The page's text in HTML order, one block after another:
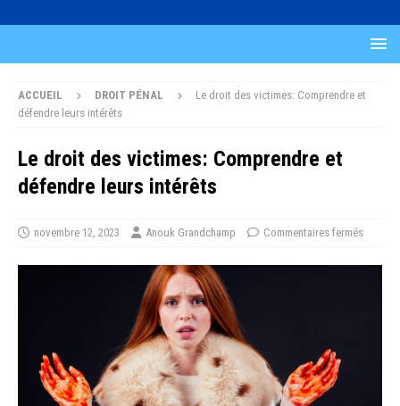
ACCUEIL DROIT PÉNAL
Le droit des victimes: Comprendre et
défendre leurs intérêts
Le droit des victimes: Comprendre et
défendre leurs intérêts
novembre 12, 2023 Anouk Grandchamp Commentaires fermés